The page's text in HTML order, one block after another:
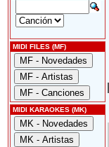
MIDI FILES (MF)
MIDI KARAOKES (MK)